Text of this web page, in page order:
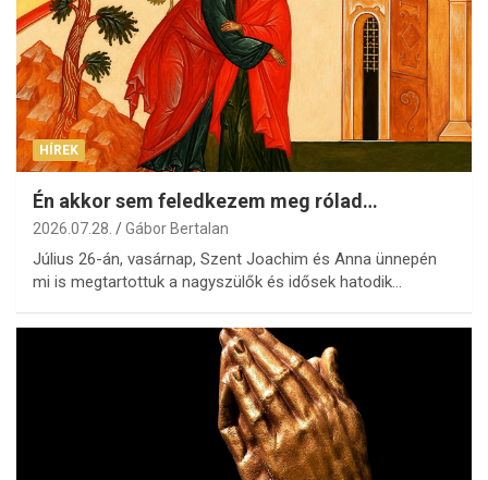
HÍREK
Én akkor sem feledkezem meg rólad…
2026.07.28. Gábor Bertalan
Július 26-án, vasárnap, Szent Joachim és Anna ünnepén
mi is megtartottuk a nagyszülők és idősek hatodik…